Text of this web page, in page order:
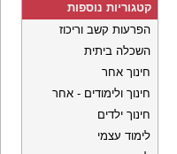
קטגוריות נוספות
הפרעות קשב וריכוז
השכלה ביתית
חינוך אחר
חינוך ולימודים - אחר
חינוך ילדים
לימוד עצמי